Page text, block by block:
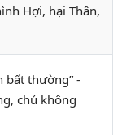
Hợi, hại Thân,
bất thường” -
chủ không